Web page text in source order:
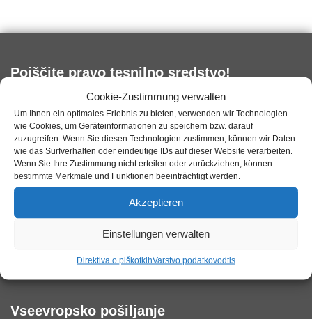
Cookie-Zustimmung verwalten
Um Ihnen ein optimales Erlebnis zu bieten, verwenden wir Technologien
wie Cookies, um Geräteinformationen zu speichern bzw. darauf
zuzugreifen. Wenn Sie diesen Technologien zustimmen, können wir Daten
wie das Surfverhalten oder eindeutige IDs auf dieser Website verarbeiten.
Wenn Sie Ihre Zustimmung nicht erteilen oder zurückziehen, können
bestimmte Merkmale und Funktionen beeinträchtigt werden.
Akzeptieren
Einstellungen verwalten
Direktiva o piškotkihVarstvo podatkovodtis
Poiščite pravo tesnilno sredstvo!
Vnesite površino, ki jo želite zapečatiti. Predlagali vam
bomo pravo tesnilno sredstvo.
Vseevropsko pošiljanje